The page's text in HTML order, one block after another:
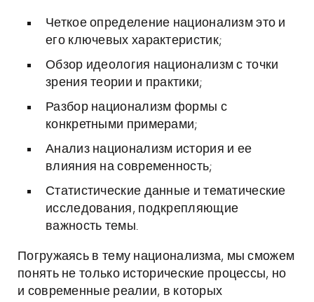
Четкое определение национализм это и
его ключевых характеристик;
Обзор идеология национализм с точки
зрения теории и практики;
Разбор национализм формы с
конкретными примерами;
Анализ национализм история и ее
влияния на современность;
Статистические данные и тематические
исследования, подкрепляющие
важность темы.
Погружаясь в тему национализма, мы сможем
понять не только исторические процессы, но
и современные реалии, в которых